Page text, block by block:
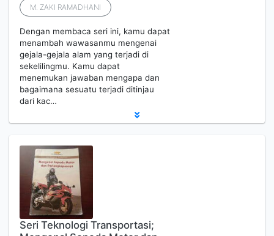
M. ZAKI RAMADHANI
Dengan membaca seri ini, kamu dapat
menambah wawasanmu mengenai
gejala-gejala alam yang terjadi di
sekelilingmu. Kamu dapat
menemukan jawaban mengapa dan
bagaimana sesuatu terjadi ditinjau
dari kac…
Seri Teknologi Transportasi;